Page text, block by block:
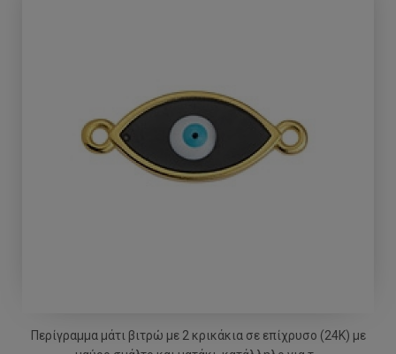
Περίγραμμα μάτι βιτρώ με 2 κρικάκια σε επίχρυσο (24Κ) με